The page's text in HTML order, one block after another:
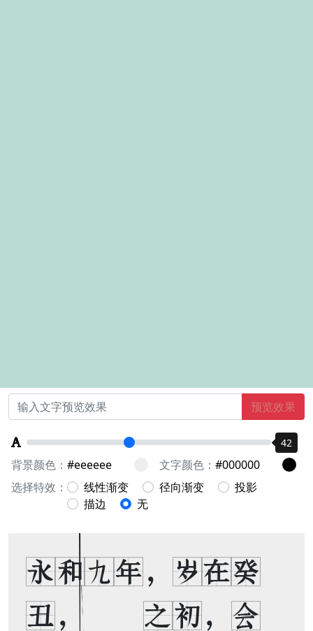
预览效果
背景颜色：
文字颜色：
选择特效：
线性渐变 径向渐变
投影
描边
无
永和九年，岁在癸
丑，暮春之初，会
42